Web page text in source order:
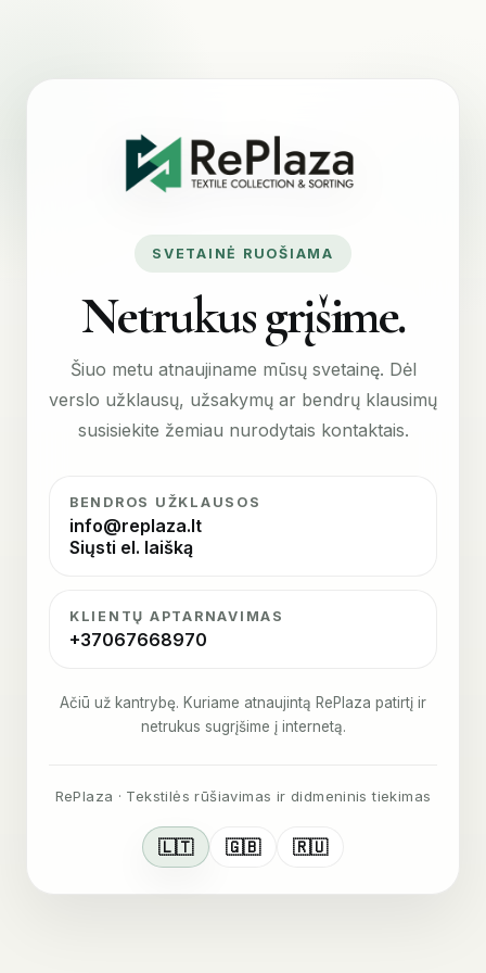
SVETAINĖ RUOŠIAMA
Netrukus grįšime.
Šiuo metu atnaujiname mūsų svetainę. Dėl
verslo užklausų, užsakymų ar bendrų klausimų
susisiekite žemiau nurodytais kontaktais.
BENDROS UŽKLAUSOS
info@replaza.lt
Siųsti el. laišką
KLIENTŲ APTARNAVIMAS
+37067668970
Ačiū už kantrybę. Kuriame atnaujintą RePlaza patirtį ir
netrukus sugrįšime į internetą.
RePlaza · Tekstilės rūšiavimas ir didmeninis tiekimas
🇱🇹 🇬🇧 🇷🇺